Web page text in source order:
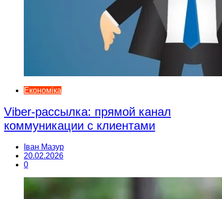
Економіка
Viber-рассылка: прямой канал
коммуникации с клиентами
Іван Мазур
20.02.2026
0